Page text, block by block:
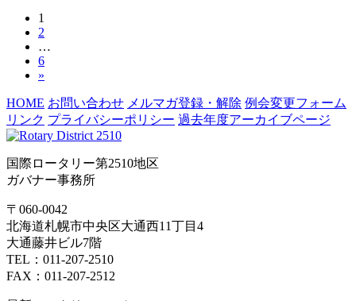
1
2
…
6
»
HOME お問い合わせ メルマガ登録・解除 例会変更フォーム
リンク プライバシーポリシー 過去年度アーカイブページ
国際ロータリー第2510地区
ガバナー事務所
〒060-0042
北海道札幌市中央区大通西11丁目4
大通藤井ビル7階
TEL：011-207-2510
FAX：011-207-2512